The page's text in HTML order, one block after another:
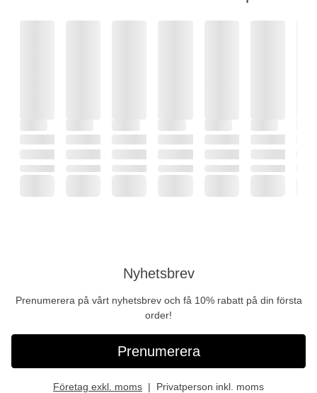
Nyhetsbrev
Prenumerera på vårt nyhetsbrev och få 10% rabatt på din första
order!
Prenumerera
Företag exkl. moms Privatperson inkl. moms